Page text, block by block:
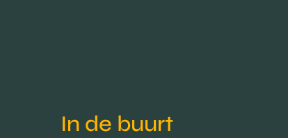
In de buurt